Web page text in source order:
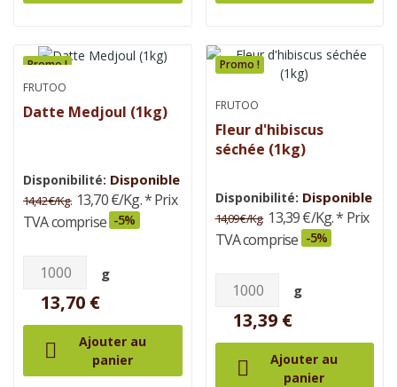
Promo !
FRUTOO
Datte Medjoul (1kg)
Disponibilité: Disponible
14,42 €/Kg. 13,70 €/Kg.* Prix
TVA comprise -5%
g
13,70 €

Ajouter au
panier
Promo !
FRUTOO
Fleur d'hibiscus
séchée (1kg)
Disponibilité: Disponible
14,09 €/Kg. 13,39 €/Kg.* Prix
TVA comprise -5%
g
13,39 €

Ajouter au
panier